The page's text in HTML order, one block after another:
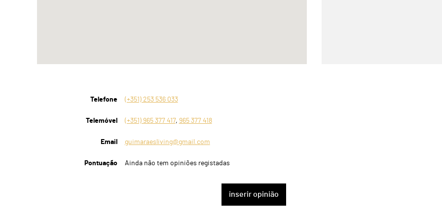
Telefone (+351) 253 536 033
Telemóvel (+351) 965 377 417, 965 377 418
Email guimaraesliving@gmail.com
Pontuação Ainda não tem opiniões registadas
inserir opinião